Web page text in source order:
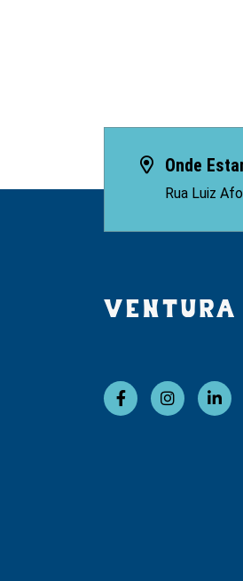
Onde
Rua Luiz